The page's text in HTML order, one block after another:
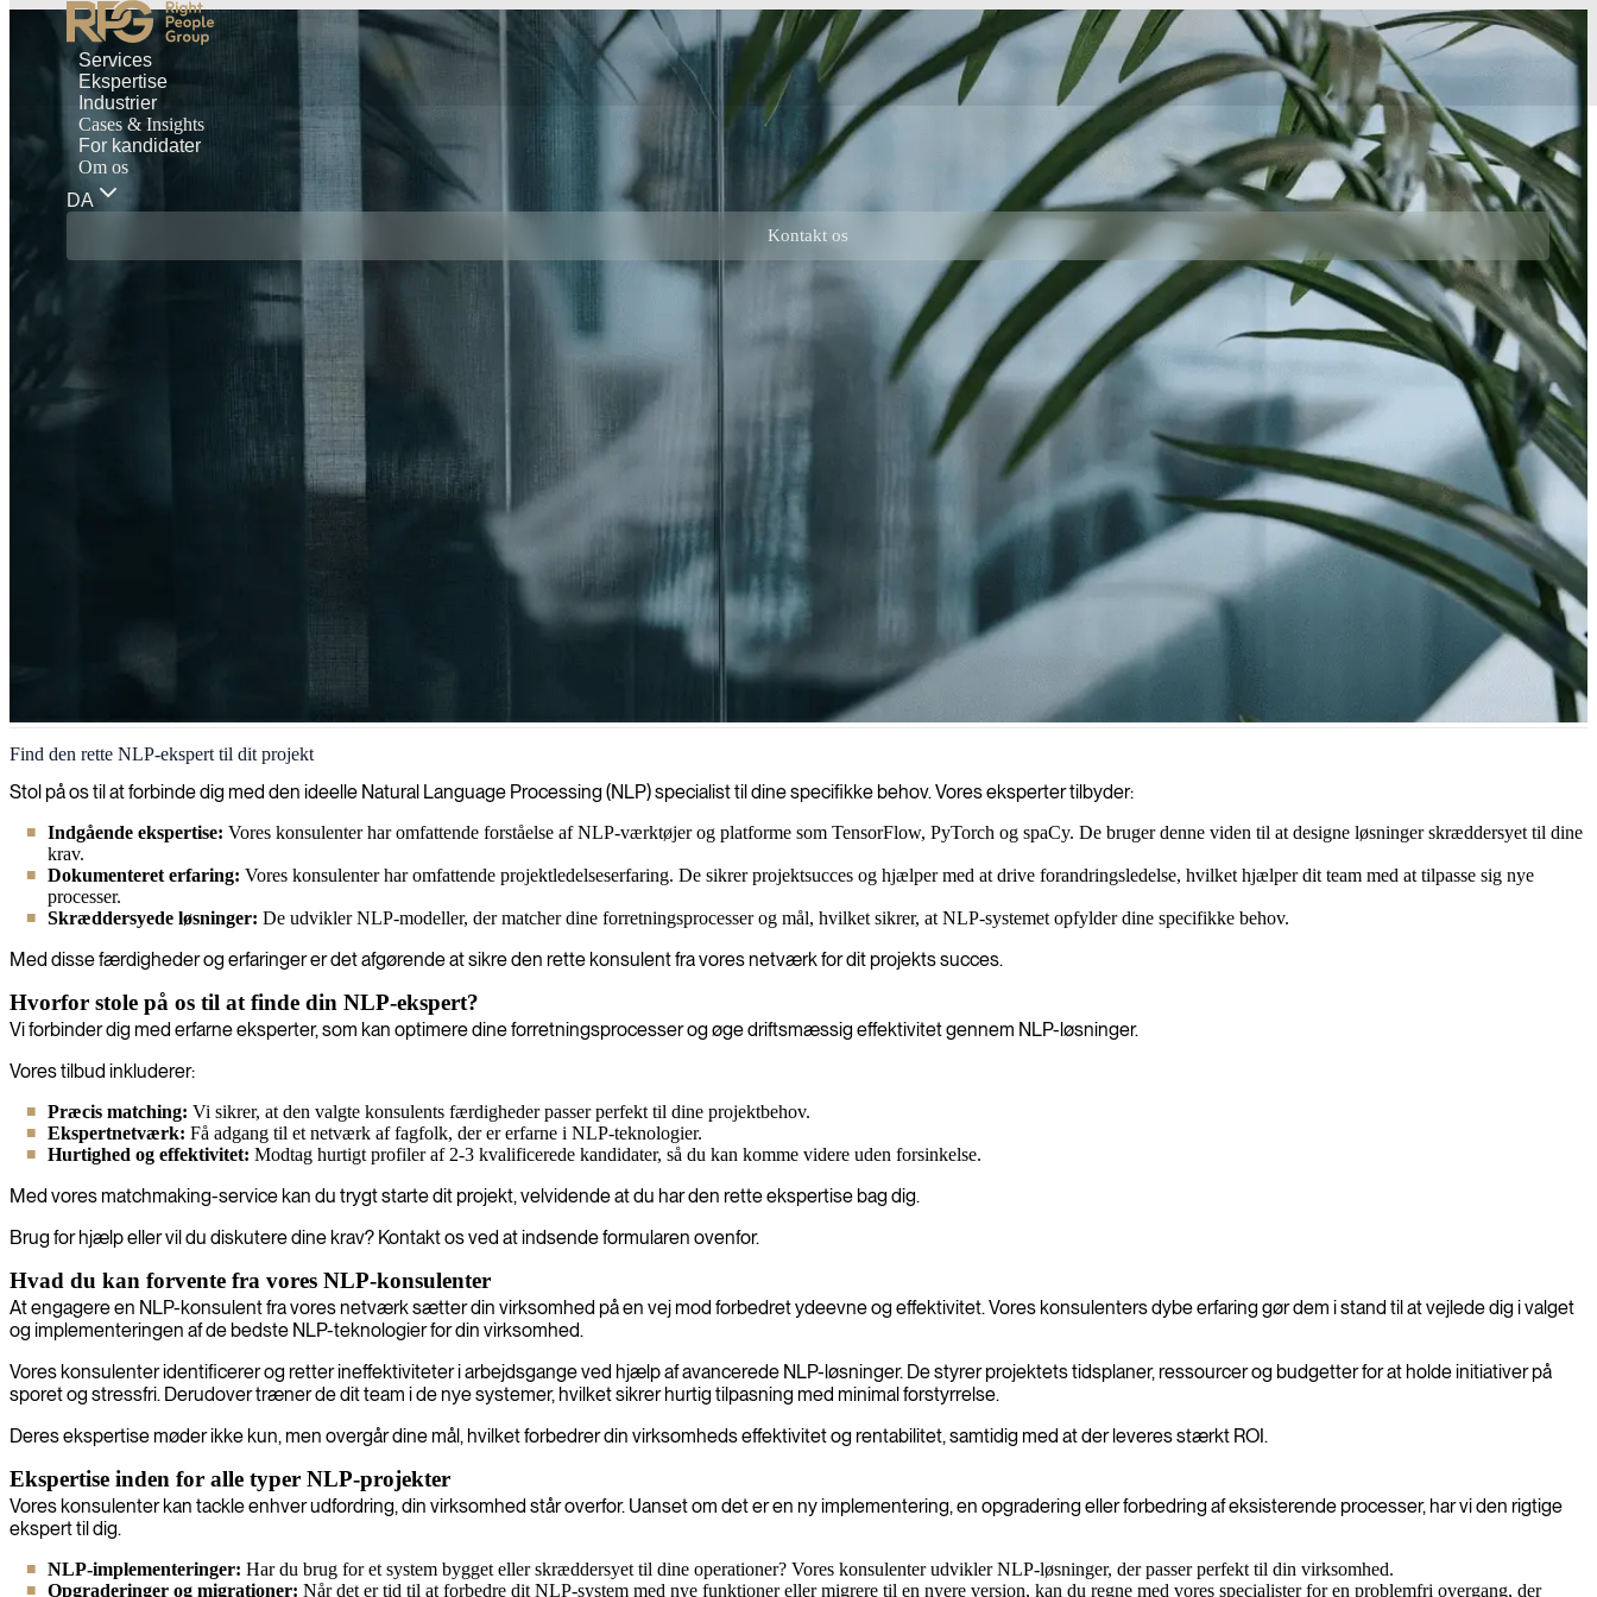
Services
Ekspertise
Industrier
Cases & Insights
For kandidater
Om os
DA
Kontakt os
NLP
Vi hjælper virksomheder med at udnytte kraften i Natural Language Processing (NLP) til at omdanne ustruktureret tekst til handlingsorienterede indsigter, forbedre kundeoplevelsen, automatisere processer og
drive datadrevet beslutningstagning.
Find den rette NLP-ekspert til dit projekt
Stol på os til at forbinde dig med den ideelle Natural Language Processing (NLP) specialist til dine specifikke behov. Vores eksperter tilbyder:
Indgående ekspertise: Vores konsulenter har omfattende forståelse af NLP-værktøjer og platforme som TensorFlow, PyTorch og spaCy. De bruger denne viden til at designe løsninger skræddersyet til dine
krav.
Dokumenteret erfaring: Vores konsulenter har omfattende projektledelseserfaring. De sikrer projektsucces og hjælper med at drive forandringsledelse, hvilket hjælper dit team med at tilpasse sig nye
processer.
Skræddersyede løsninger: De udvikler NLP-modeller, der matcher dine forretningsprocesser og mål, hvilket sikrer, at NLP-systemet opfylder dine specifikke behov.
Med disse færdigheder og erfaringer er det afgørende at sikre den rette konsulent fra vores netværk for dit projekts succes.
Hvorfor stole på os til at finde din NLP-ekspert?
Vi forbinder dig med erfarne eksperter, som kan optimere dine forretningsprocesser og øge driftsmæssig effektivitet gennem NLP-løsninger.
Vores tilbud inkluderer:
Præcis matching: Vi sikrer, at den valgte konsulents færdigheder passer perfekt til dine projektbehov.
Ekspertnetværk: Få adgang til et netværk af fagfolk, der er erfarne i NLP-teknologier.
Hurtighed og effektivitet: Modtag hurtigt profiler af 2-3 kvalificerede kandidater, så du kan komme videre uden forsinkelse.
Med vores matchmaking-service kan du trygt starte dit projekt, velvidende at du har den rette ekspertise bag dig.
Brug for hjælp eller vil du diskutere dine krav? Kontakt os ved at indsende formularen ovenfor.
Hvad du kan forvente fra vores NLP-konsulenter
At engagere en NLP-konsulent fra vores netværk sætter din virksomhed på en vej mod forbedret ydeevne og effektivitet. Vores konsulenters dybe erfaring gør dem i stand til at vejlede dig i valget
og implementeringen af de bedste NLP-teknologier for din virksomhed.
Vores konsulenter identificerer og retter ineffektiviteter i arbejdsgange ved hjælp af avancerede NLP-løsninger. De styrer projektets tidsplaner, ressourcer og budgetter for at holde initiativer på
sporet og stressfri. Derudover træner de dit team i de nye systemer, hvilket sikrer hurtig tilpasning med minimal forstyrrelse.
Deres ekspertise møder ikke kun, men overgår dine mål, hvilket forbedrer din virksomheds effektivitet og rentabilitet, samtidig med at der leveres stærkt ROI.
Ekspertise inden for alle typer NLP-projekter
Vores konsulenter kan tackle enhver udfordring, din virksomhed står overfor. Uanset om det er en ny implementering, en opgradering eller forbedring af eksisterende processer, har vi den rigtige
ekspert til dig.
NLP-implementeringer: Har du brug for et system bygget eller skræddersyet til dine operationer? Vores konsulenter udvikler NLP-løsninger, der passer perfekt til din virksomhed.
Opgraderinger og migrationer: Når det er tid til at forbedre dit NLP-system med nye funktioner eller migrere til en nyere version, kan du regne med vores specialister for en problemfri overgang, der